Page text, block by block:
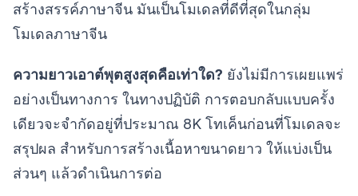
สร้างสรรค์ภาษาจีน มันเป็นโมเดลที่ดีที่สุดในกลุ่ม
โมเดลภาษาจีน
ความยาวเอาต์พุตสูงสุดคือเท่าใด? ยังไม่มีการเผยแพร่
อย่างเป็นทางการ ในทางปฏิบัติ การตอบกลับแบบครั้ง
เดียวจะจำกัดอยู่ที่ประมาณ 8K โทเค็นก่อนที่โมเดลจะ
สรุปผล สำหรับการสร้างเนื้อหาขนาดยาว ให้แบ่งเป็น
ส่วนๆ แล้วดำเนินการต่อ